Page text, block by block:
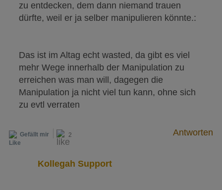
zu entdecken, dem dann niemand trauen
dürfte, weil er ja selber manipulieren könnte.:
Das ist im Altag echt wasted, da gibt es viel
mehr Wege innerhalb der Manipulation zu
erreichen was man will, dagegen die
Manipulation ja nicht viel tun kann, ohne sich
zu evtl verraten
Gefällt mir 2 Antworten
Kollegah Support